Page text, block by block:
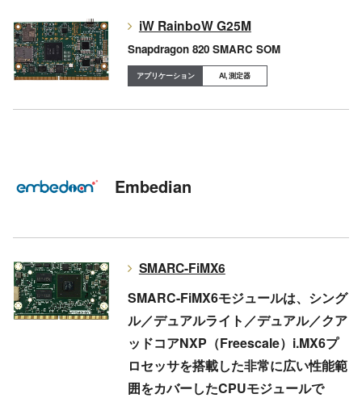
iW RainboW G25M
Snapdragon 820 SMARC SOM
AI, 測定器
Embedian
SMARC-FiMX6
SMARC-FiMX6モジュールは、シング
ル／デュアルライト／デュアル／クア
ッドコアNXP（Freescale）i.MX6プ
ロセッサを搭載した非常に広い性能範
囲をカバーしたCPUモジュールで